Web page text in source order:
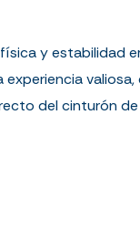
y estabilidad
del cinturón